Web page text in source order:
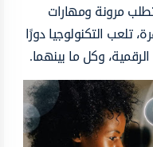
مرونة ومهارات
التكنولوجيا دورًا
وكل ما بينهما.